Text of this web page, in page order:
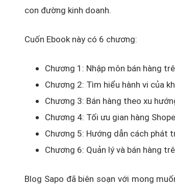
con đường kinh doanh.
Cuốn Ebook này có 6 chương:
Chương 1: Nhập môn bán hàng
Chương 2: Tìm hiểu hành vi của
Chương 3: Bán hàng theo xu
Chương 4: Tối ưu gian hàng
Chương 5: Hướng dẫn cách phát
Chương 6: Quản lý và bán hàng
Blog Sapo đã biên soạn với mong